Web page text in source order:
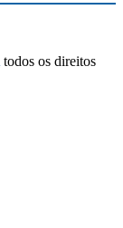
todos os direitos